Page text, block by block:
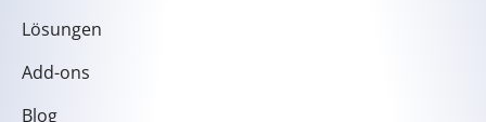
Lösungen
Add-ons
Blog